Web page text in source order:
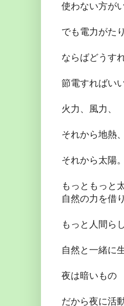
使わない方が
でも電力がた
ならばどうす
節電すればい
火力、風力、
それから地熱、
それから太陽。
もっともっと
自然の力を借
もっと人間ら
自然と一緒に
夜は暗いもの
だから夜に活